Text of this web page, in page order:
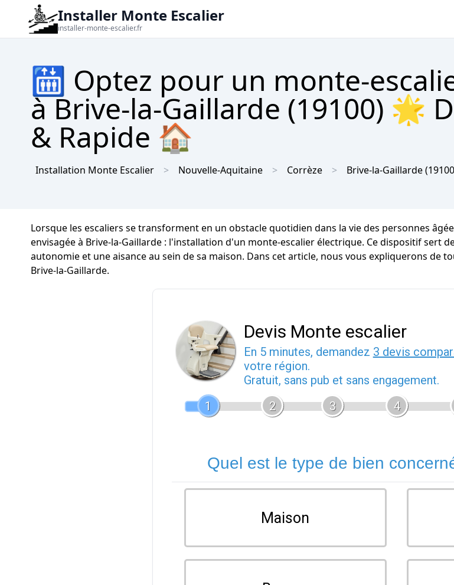
Installer Monte Escalier
installer-monte-escalier.fr
🛗 Optez pour un monte-
à Brive-la-Gaillarde (19100) 🌟
& Rapide 🏠
Installation Monte Escalier Nouvelle-Aquitaine Corrèze Brive-la-Gaillarde
Lorsque les escaliers se transforment en un obstacle quotidien dans la vie des personnes
envisagée à Brive-la-Gaillarde : l'installation d'un monte-escalier électrique. Ce dispositif sert
autonomie et une aisance au sein de sa maison. Dans cet article, nous vous expliquerons de
Brive-la-Gaillarde.
Devis Monte escalier
En 5 minutes, demandez 3 devis
votre région.
Gratuit, sans pub et sans engagement.
1
2 3 4
Quel est le type de bien
Maison